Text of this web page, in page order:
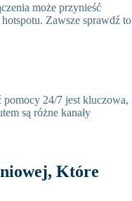
może przynieść
Zawsze sprawdź to
24/7 jest kluczowa,
są różne kanały
Które